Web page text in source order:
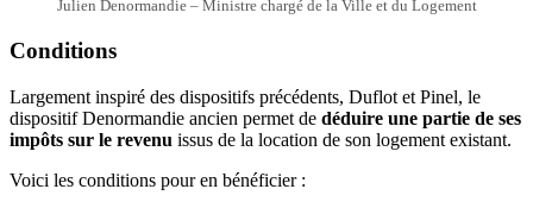
Julien Denormandie – Ministre chargé de la Ville et du Logement
Conditions
Largement inspiré des dispositifs précédents, Duflot et Pinel, le
dispositif Denormandie ancien permet de déduire une partie de ses
impôts sur le revenu issus de la location de son logement existant.
Voici les conditions pour en bénéficier :